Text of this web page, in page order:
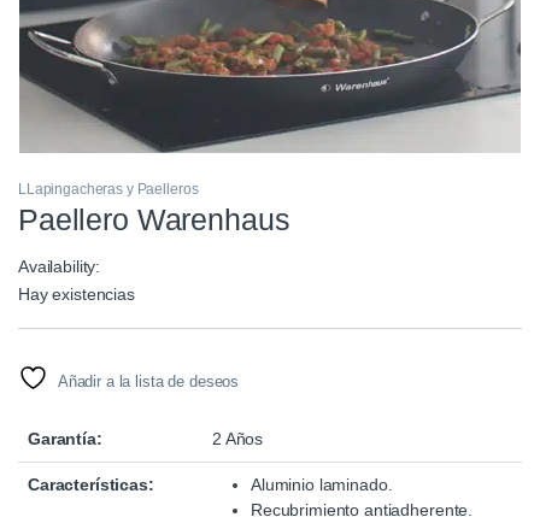
LLapingacheras y Paelleros
Paellero Warenhaus
Availability:
Hay existencias
Añadir a la lista de deseos
Garantía: 2 Años
Características:
Aluminio laminado.
Recubrimiento antiadherente.